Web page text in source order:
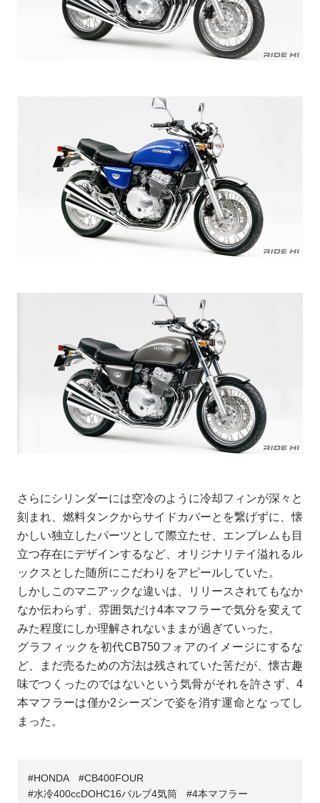
さらにシリンダーには空冷のように冷却フィンが深々と
刻まれ、燃料タンクからサイドカバーとを繋げずに、懐
かしい独立したパーツとして際立たせ、エンブレムも目
立つ存在にデザインするなど、オリジナリテイ溢れるル
ックスとした随所にこだわりをアピールしていた。
しかしこのマニアックな違いは、リリースされてもなか
なか伝わらず、雰囲気だけ4本マフラーで気分を変えて
みた程度にしか理解されないままが過ぎていった。
グラフィックを初代CB750フォアのイメージにするな
ど、まだ売るための方法は残されていた筈だが、懐古趣
味でつくったのではないという気骨がそれを許さず、4
本マフラーは僅か2シーズンで姿を消す運命となってし
まった。
HONDA
CB400FOUR
水冷400ccDOHC16バルブ4気筒
4本マフラー